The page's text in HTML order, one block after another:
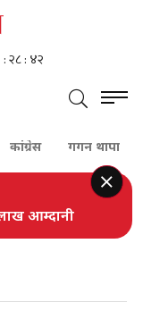
गगन थापा
आम्दानी